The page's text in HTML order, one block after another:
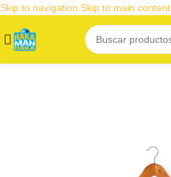
Skip to navigation Skip to main content